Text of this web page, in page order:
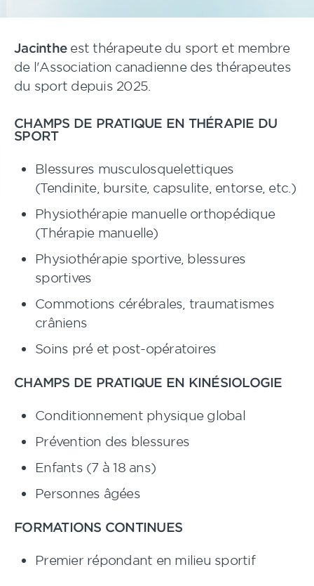
Jacintheest thérapeute du sport et membre
de l'Association canadienne des thérapeutes
du sport depuis 2025.
CHAMPS DE PRATIQUE EN THÉRAPIE DU
SPORT
Blessures musculosquelettiques
(Tendinite, bursite, capsulite, entorse, etc.)
Physiothérapie manuelle orthopédique
(Thérapie manuelle)
Physiothérapie sportive, blessures
sportives
Commotions cérébrales, traumatismes
crâniens
Soins pré et post-opératoires
CHAMPS DE PRATIQUE EN KINÉSIOLOGIE
Conditionnement physique global
Prévention des blessures
Enfants (7 à 18 ans)
Personnes âgées
FORMATIONS CONTINUES
Premier répondant en milieu sportif